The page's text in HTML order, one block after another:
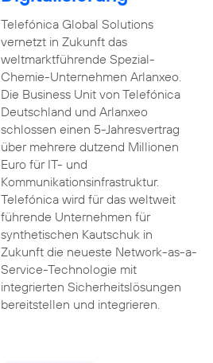
Telefónica Global Solutions
vernetzt in Zukunft das
weltmarktführende Spezial-
Chemie-Unternehmen Arlanxeo.
Die Business Unit von Telefónica
Deutschland und Arlanxeo
schlossen einen 5-Jahresvertrag
über mehrere dutzend Millionen
Euro für IT- und
Kommunikationsinfrastruktur.
Telefónica wird für das weltweit
führende Unternehmen für
synthetischen Kautschuk in
Zukunft die neueste Network-as-a-
Service-Technologie mit
integrierten Sicherheitslösungen
bereitstellen und integrieren.